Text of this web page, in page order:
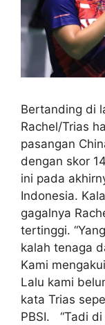
Bertanding di
Rachel/Trias
pasangan
dengan skor
ini pada
Indonesia.
gagalnya
tertinggi.
kalah tenaga
Kami
Lalu kami
kata Trias
PBSI. “Tadi